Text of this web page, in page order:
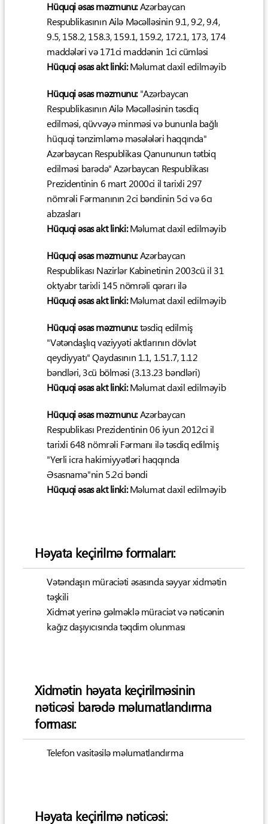
Hüquqi əsas məzmunu:Azərbaycan
Respublikasının Ailə Məcəlləsinin 9.1, 9.2, 9.4,
9.5, 158.2, 158.3, 159.1, 159.2, 172.1, 173, 174
maddələri və 171ci maddənin 1ci cümləsi
Hüquqi əsas akt linki:Məlumat daxil edilməyib
Hüquqi əsas məzmunu:"Azərbaycan
Respublikasının Ailə Məcəlləsinin təsdiq
edilməsi, qüvvəyə minməsi və bununla bağlı
hüquqi tənzimləmə məsələləri haqqında"
Azərbaycan Respublikası Qanununun tətbiq
edilməsi barədə" Azərbaycan Respublikası
Prezidentinin 6 mart 2000ci il tarixli 297
nömrəli Fərmanının 2ci bəndinin 5ci və 6cı
abzasları
Hüquqi əsas akt linki:Məlumat daxil edilməyib
Hüquqi əsas məzmunu:Azərbaycan
Respublikası Nazirlər Kabinetinin 2003cü il 31
oktyabr tarixli 145 nömrəli qərarı ilə
Hüquqi əsas akt linki:Məlumat daxil edilməyib
Hüquqi əsas məzmunu:təsdiq edilmiş
"Vətəndaşlıq vəziyyəti aktlarının dövlət
qeydiyyatı" Qaydasının 1.1, 1.51.7, 1.12
bəndləri, 3cü bölməsi (3.13.23 bəndləri)
Hüquqi əsas akt linki:Məlumat daxil edilməyib
Hüquqi əsas məzmunu:Azərbaycan
Respublikası Prezidentinin 06 iyun 2012ci il
tarixli 648 nömrəli Fərmanı ilə təsdiq edilmiş
"Yerli icra hakimiyyətləri haqqında
Əsasnamə"nin 5.2ci bəndi
Hüquqi əsas akt linki:Məlumat daxil edilməyib
Həyata keçirilmə formaları:
Vətəndaşın müraciəti əsasında səyyar xidmətin
təşkili
Xidmət yerinə gəlməklə müraciət və nəticənin
kağız daşıyıcısında təqdim olunması
Xidmətin həyata keçirilməsinin
nəticəsi barədə məlumatlandırma
forması:
Telefon vasitəsilə məlumatlandırma
Həyata keçirilmə nəticəsi: